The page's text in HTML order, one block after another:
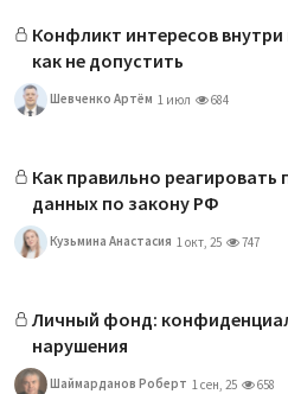
Конфликт интересов
как не допустить
Шевченко Артём 1 июл 684
Как правильно реагировать
данных по закону РФ
Кузьмина Анастасия 1 окт, 25 747
Личный фонд:
нарушения
Шаймарданов Роберт 1 сен, 25 658